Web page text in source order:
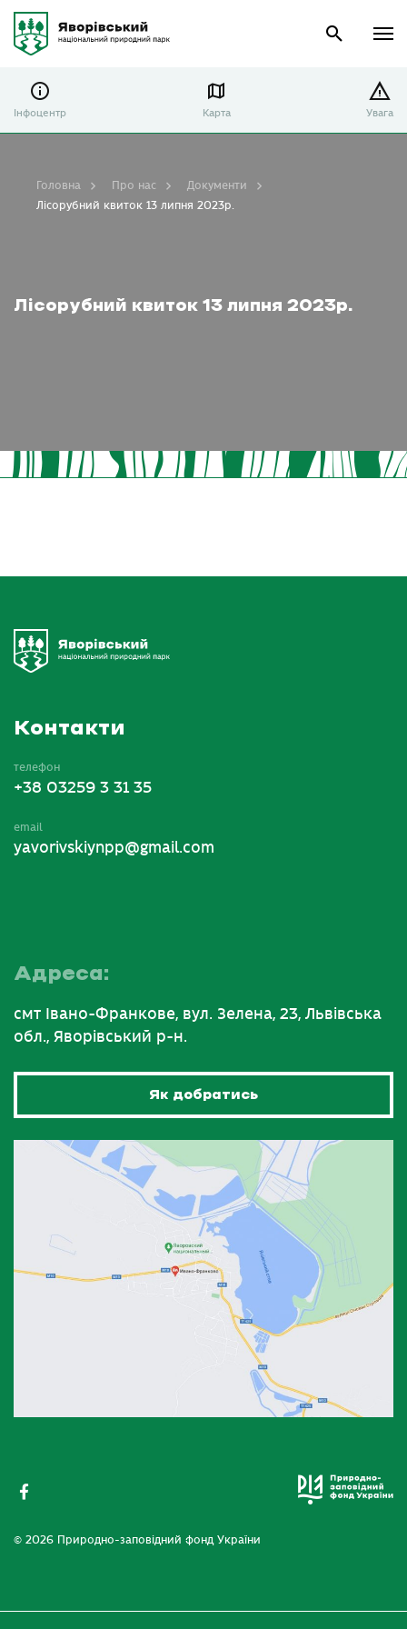
Інфоцентр Карта Увага
Лісорубний квиток 13 липня 2023р.
Головна Про нас
Документи
Лісорубний квиток 13 липня 2023р.
Контакти
телефон
+38 03259 3 31 35
email
yavorivskiynpp@gmail.com
Адреса:
смт Івано-Франкове, вул. Зелена, 23, Львівська
обл., Яворівський р-н.
Як добратись
© 2026 Природно-заповідний фонд України